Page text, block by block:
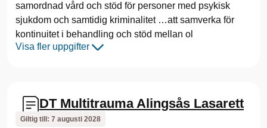
samordnad vård och stöd för personer med psykisk
sjukdom och samtidig kriminalitet …att samverka för
kontinuitet i behandling och stöd mellan ol
Visa fler uppgifter
DT Multitrauma Alingsås Lasarett
Giltig till: 7 augusti 2028